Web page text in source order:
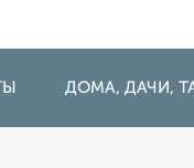
ДОМА, ДАЧИ,